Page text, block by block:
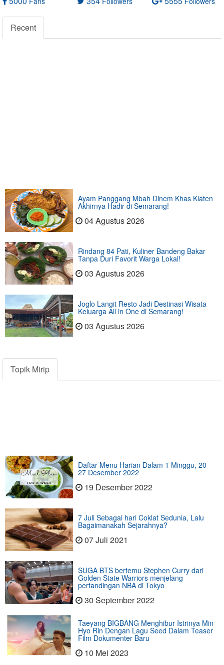
Recent
Ayam Panggang Mbah Dinem Khas Klaten
Akhirnya Hadir di Semarang!
04 Agustus 2026
Rindang 84 Pati, Kuliner Bandeng Bakar
Tanpa Duri Favorit Warga Lokal!
03 Agustus 2026
Joglo Langit Resto Jadi Destinasi Wisata
Keluarga All in One di Semarang!
03 Agustus 2026
Topik Mirip
Daftar Menu Harian Dalam 1 Minggu, 20 -
27 Desember 2022
19 Desember 2022
7 Juli Sebagai hari Coklat Sedunia, Lalu
Bagaimanakah Sejarahnya?
07 Juli 2021
SUGA BTS bertemu Stephen Curry dari
Golden State Warriors menjelang
pertandingan NBA di Tokyo
30 September 2022
Taeyang BIGBANG Menghibur Istrinya Min
Hyo Rin Dengan Lagu Seed Dalam Teaser
Film Dokumenter Baru
10 Mei 2023